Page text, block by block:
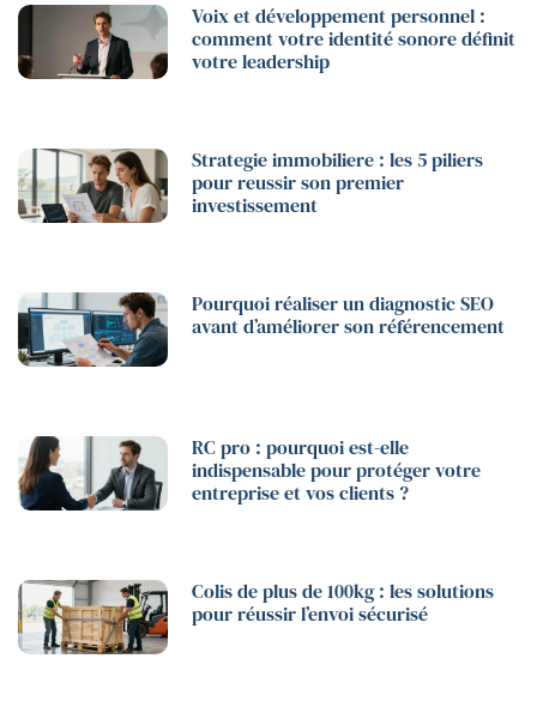
Voix et développement personnel :
comment votre identité sonore définit
votre leadership
Strategie immobiliere : les 5 piliers
pour reussir son premier
investissement
Pourquoi réaliser un diagnostic SEO
avant d’améliorer son référencement
RC pro : pourquoi est-elle
indispensable pour protéger votre
entreprise et vos clients ?
Colis de plus de 100kg : les solutions
pour réussir l’envoi sécurisé